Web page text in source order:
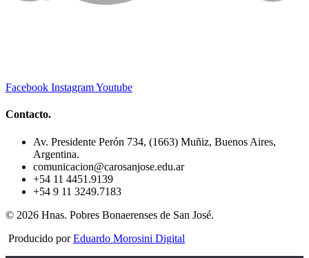
Facebook InstagramYoutube
Contacto.
Av. Presidente Perón 734, (1663) Muñiz, Buenos Aires,
Argentina.
comunicacion@carosanjose.edu.ar
+54 11 4451.9139
+54 9 11 3249.7183
© 2026 Hnas. Pobres Bonaerenses de San José.
Producido porEduardo Morosini Digital